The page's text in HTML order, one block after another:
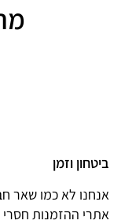
ביטחון וזמן
אנחנו לא כמו שאר
אתרי ההזמנות